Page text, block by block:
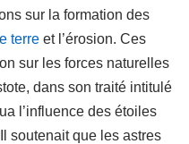
sur la formation des
terre et l’érosion. Ces
sur les forces naturelles
dans son traité intitulé
l’influence des étoiles
soutenait que les astres